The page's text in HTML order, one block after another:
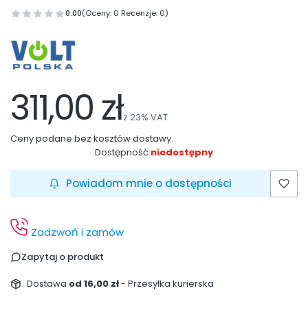
0.00(Oceny: 0 Recenzje: 0)
311,00 złz 23% VAT
Ceny podane bez kosztów dostawy.
Dostępność:niedostępny
Powiadom mnie o dostępności
Zadzwoń i zamów
Zapytaj o produkt
Dostawa od 16,00 zł- Przesyłka kurierska